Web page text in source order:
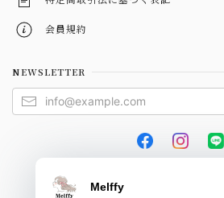
会員規約
NEWSLETTER